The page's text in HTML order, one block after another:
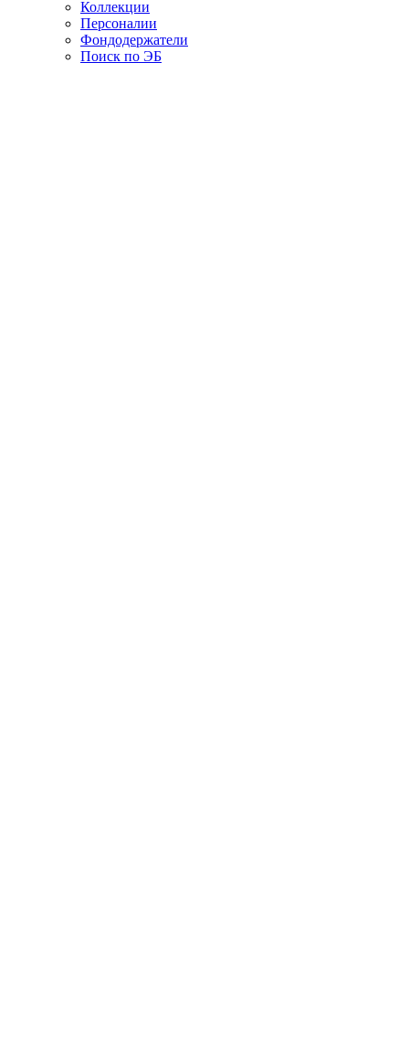
Коллекции
Персоналии
Фондодержатели
Поиск по ЭБ